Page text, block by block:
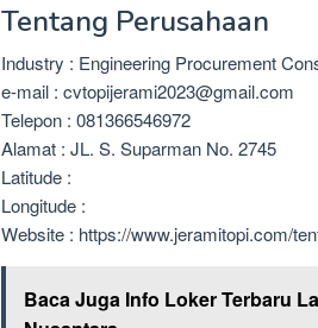
Tentang Perusahaan
Industry : Engineering Procurement
e-mail : cvtopijerami2023@gmail.com
Telepon : 081366546972
Alamat : JL. S. Suparman No. 2745
Latitude :
Longitude :
Website : https://www.jeramitopi.com/
Baca Juga Info Loker Terbaru